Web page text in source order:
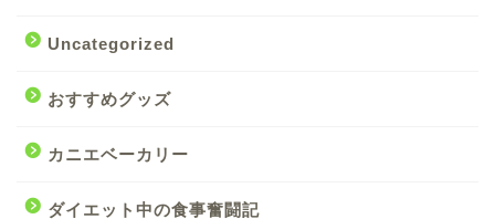
Uncategorized
おすすめグッズ
カニエベーカリー
ダイエット中の食事奮闘記